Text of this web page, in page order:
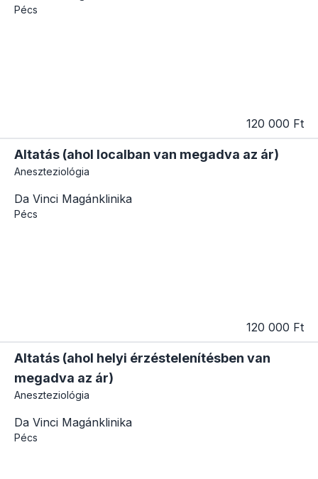
Pécs
120 000 Ft
Altatás (ahol localban van megadva az ár)
Aneszteziológia
Da Vinci Magánklinika
Pécs
120 000 Ft
Altatás (ahol helyi érzéstelenítésben van
megadva az ár)
Aneszteziológia
Da Vinci Magánklinika
Pécs